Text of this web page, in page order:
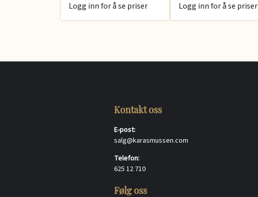
Logg inn for å se priser Logg inn for å se priser
Kontakt oss
E-post:
salg@karasmussen.com
Telefon:
625 12 710
Følg oss